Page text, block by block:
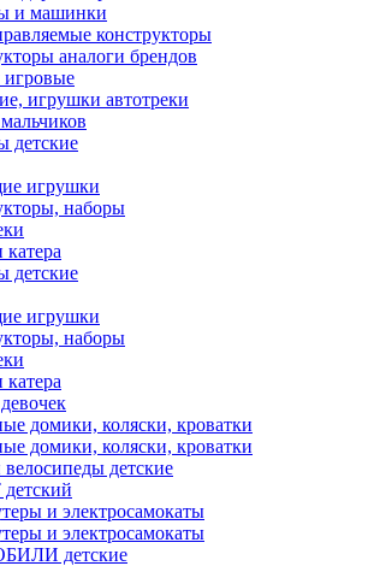
и машинки
конструкторы
аналоги брендов
игрушки автотреки
игрушки
наборы
игрушки
наборы
домики, коляски, кроватки
домики, коляски, кроватки
детские
и электросамокаты
и электросамокаты
детские